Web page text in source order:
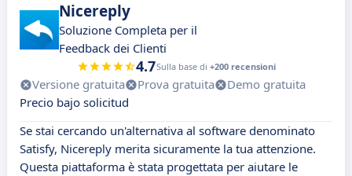
Nicereply
Soluzione Completa per il
Feedback dei Clienti
4.7Sulla base di +200 recensioni
Versione gratuita Prova gratuita
Demo gratuita
Precio bajo solicitud
Se stai cercando un'alternativa al software denominato
Satisfy, Nicereply merita sicuramente la tua attenzione.
Questa piattaforma è stata progettata per aiutare le